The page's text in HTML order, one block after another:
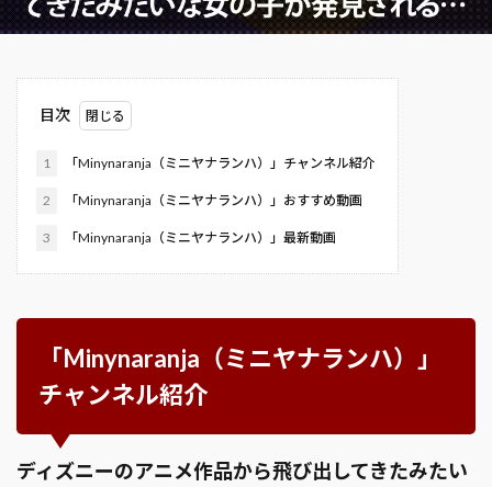
目次
1 「Minynaranja（ミニヤナランハ）」チャンネル紹介
2 「Minynaranja（ミニヤナランハ）」おすすめ動画
3 「Minynaranja（ミニヤナランハ）」最新動画
「Minynaranja（ミニヤナランハ）」
チャンネル紹介
ディズニーのアニメ作品から飛び出してきたみたい